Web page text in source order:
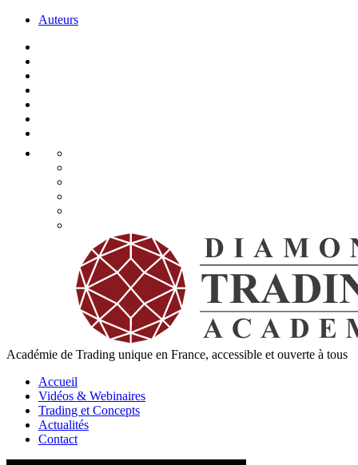
Auteurs
Académie de Trading unique en France, accessible et ouverte à tous
Accueil
Vidéos & Webinaires
Trading et Concepts
Actualités
Contact